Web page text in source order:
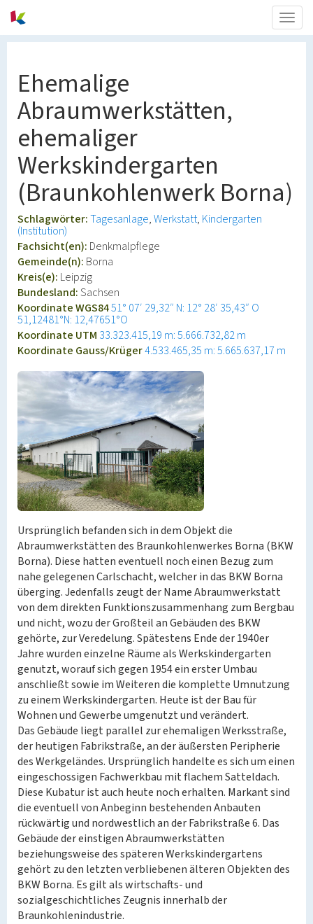
Ehemalige
Abraumwerkstätten,
ehemaliger
Werkskindergarten
(Braunkohlenwerk Borna)
Schlagwörter:Tagesanlage Werkstatt Kindergarten
(Institution)
Fachsicht(en): Denkmalpflege
Gemeinde(n): Borna
Kreis(e): Leipzig
Bundesland:Sachsen
Koordinate WGS8451° 07′ 29,32″ N: 12° 28′ 35,43″ O
51,12481°N: 12,47651°O
Koordinate UTM 33.323.415,19 m: 5.666.732,82 m
Koordinate Gauss/Krüger4.533.465,35 m: 5.665.637,17 m
Ursprünglich befanden sich in dem Objekt die
Abraumwerkstätten des Braunkohlenwerkes Borna (BKW
Borna). Diese hatten eventuell noch einen Bezug zum
nahe gelegenen Carlschacht, welcher in das BKW Borna
überging. Jedenfalls zeugt der Name Abraumwerkstatt
von dem direkten Funktionszusammenhang zum Bergbau
und nicht, wozu der Großteil an Gebäuden des BKW
gehörte, zur Veredelung. Spätestens Ende der 1940er
Jahre wurden einzelne Räume als Werkskindergarten
genutzt, worauf sich gegen 1954 ein erster Umbau
anschließt sowie im Weiteren die komplette Umnutzung
zu einem Werkskindergarten. Heute ist der Bau für
Wohnen und Gewerbe umgenutzt und verändert.
Das Gebäude liegt parallel zur ehemaligen Werksstraße,
der heutigen Fabrikstraße, an der äußersten Peripherie
des Werkgeländes. Ursprünglich handelte es sich um einen
eingeschossigen Fachwerkbau mit flachem Satteldach.
Diese Kubatur ist auch heute noch erhalten. Markant sind
die eventuell von Anbeginn bestehenden Anbauten
rückwärtig und nordwestlich an der Fabrikstraße 6. Das
Gebäude der einstigen Abraumwerkstätten
beziehungsweise des späteren Werkskindergartens
gehört zu den letzten verbliebenen älteren Objekten des
BKW Borna. Es gilt als wirtschafts- und
sozialgeschichtliches Zeugnis innerhalb der
Braunkohlenindustrie.